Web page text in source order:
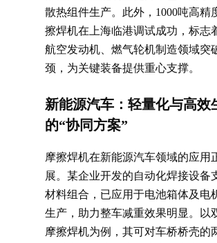
散热组件生产。此外，1000吨高精
擦焊机在上海临港调试成功，标志
航空发动机、燃气轮机制造领域突
颈，为关键装备提供重心支撑。
新能源汽车：轻量化与高效
的“协同方案”
摩擦焊机在新能源汽车领域的应用
展。某企业开发的自动化焊接设备
材料组合，已应用于电池箱体及电
生产，助力整车减重效果明显。以
摩擦焊机为例，其可对车桥桥壳的